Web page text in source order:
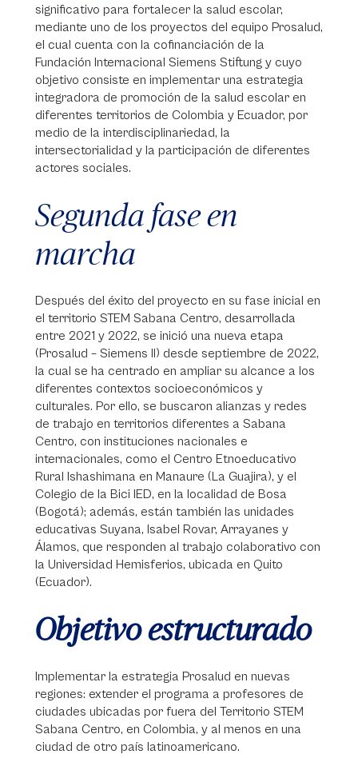
significativo para fortalecer la salud escolar,
mediante uno de los proyectos del equipo Prosalud,
el cual cuenta con la cofinanciación de la
Fundación Internacional Siemens Stiftung y cuyo
objetivo consiste en implementar una estrategia
integradora de promoción de la salud escolar en
diferentes territorios de Colombia y Ecuador, por
medio de la interdisciplinariedad, la
intersectorialidad y la participación de diferentes
actores sociales.
Segunda fase en
marcha
Después del éxito del proyecto en su fase inicial en
el territorio STEM Sabana Centro, desarrollada
entre 2021 y 2022, se inició una nueva etapa
(Prosalud – Siemens II) desde septiembre de 2022,
la cual se ha centrado en ampliar su alcance a los
diferentes contextos socioeconómicos y
culturales. Por ello, se buscaron alianzas y redes
de trabajo en territorios diferentes a Sabana
Centro, con instituciones nacionales e
internacionales, como el Centro Etnoeducativo
Rural Ishashimana en Manaure (La Guajira), y el
Colegio de la Bici IED, en la localidad de Bosa
(Bogotá); además, están también las unidades
educativas Suyana, Isabel Rovar, Arrayanes y
Álamos, que responden al trabajo colaborativo con
la Universidad Hemisferios, ubicada en Quito
(Ecuador).
Objetivo estructurado
Implementar la estrategia Prosalud en nuevas
regiones: extender el programa a profesores de
ciudades ubicadas por fuera del Territorio STEM
Sabana Centro, en Colombia, y al menos en una
ciudad de otro país latinoamericano.